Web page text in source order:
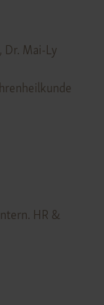
Dr. Mai-Ly
HR &